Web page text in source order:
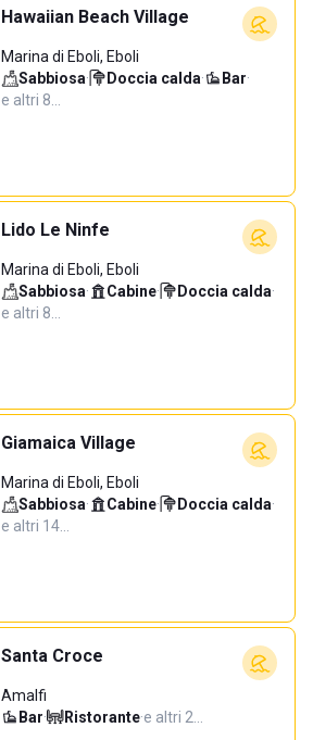
Hawaiian Beach Village
Marina di Eboli, Eboli
Sabbiosa· Doccia calda· Bar·
e altri 8…
Lido Le Ninfe
Marina di Eboli, Eboli
Sabbiosa· Cabine· Doccia calda·
e altri 8…
Giamaica Village
Marina di Eboli, Eboli
Sabbiosa· Cabine· Doccia calda·
e altri 14…
Santa Croce
Amalfi
Bar· Ristorante·e altri 2…